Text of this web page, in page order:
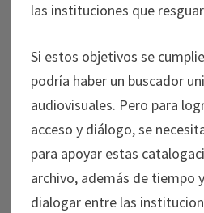
las instituciones que
Si estos objetivos se
podría haber un buscador
audiovisuales. Pero para
acceso y diálogo, se
para apoyar estas
archivo, además de tiempo
dialogar entre las